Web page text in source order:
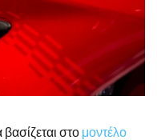
στο μοντέλο